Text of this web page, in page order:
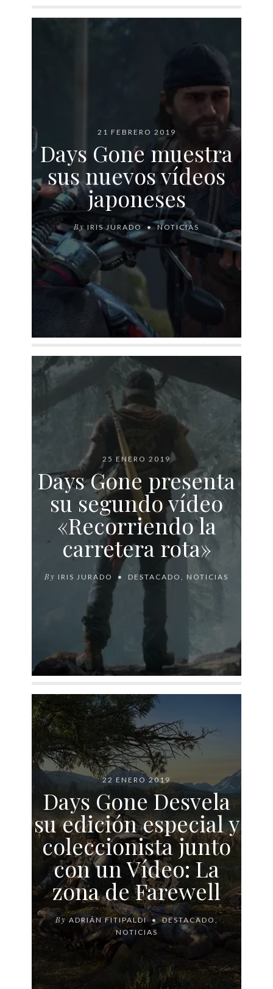
21 FEBRERO 2019
Days Gone muestra
sus nuevos vídeos
japoneses
By IRIS JURADO NOTICIAS
25 ENERO 2019
Days Gone presenta
su segundo vídeo
«Recorriendo la
carretera rota»
By IRIS JURADO DESTACADO NOTICIAS
22 ENERO 2019
Days Gone Desvela
su edición especial y
coleccionista junto
con un Vídeo: La
zona de Farewell
By ADRIÁN FITIPALDI DESTACADO ,
NOTICIAS